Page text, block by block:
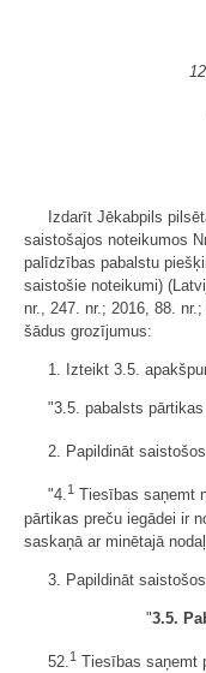
Izdarīt Jēkabpils
saistošajos noteikumos
palīdzības pabalstu
saistošie noteikumi)
nr., 247. nr.; 2016, 88.
šādus grozījumus:
1. Izteikt 3.5.
"3.5. pabalsts
2. Papildināt
"4.1 Tiesības saņemt
pārtikas preču iegādei ir
saskaņā ar minētajā
3. Papildināt
"3.5.
52. 1 Tiesības saņemt